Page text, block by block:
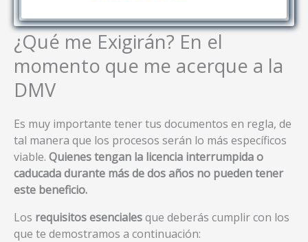
¿Qué me Exigirán? En el
momento que me acerque a la
DMV
Es muy importante tener tus documentos en regla, de
tal manera que los procesos serán lo más específicos
viable. Quienes tengan la licencia interrumpida o
caducada durante más de dos años no pueden tener
este beneficio.
Los requisitos esencialesque deberás cumplir con los
que te demostramos a continuación: